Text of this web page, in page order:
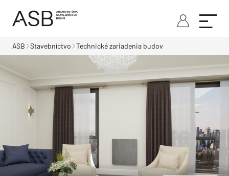
ASB Stavebníctvo Technické zariadenia budov